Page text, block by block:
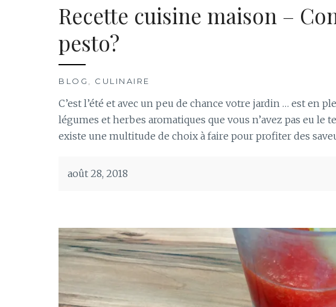
Recette cuisine maison –
pesto?
BLOG CULINAIRE
C’est l’été et avec un peu de chance votre jardin … est en
légumes et herbes aromatiques que vous n’avez pas eu le
existe une multitude de choix à faire pour profiter des
août 28, 2018